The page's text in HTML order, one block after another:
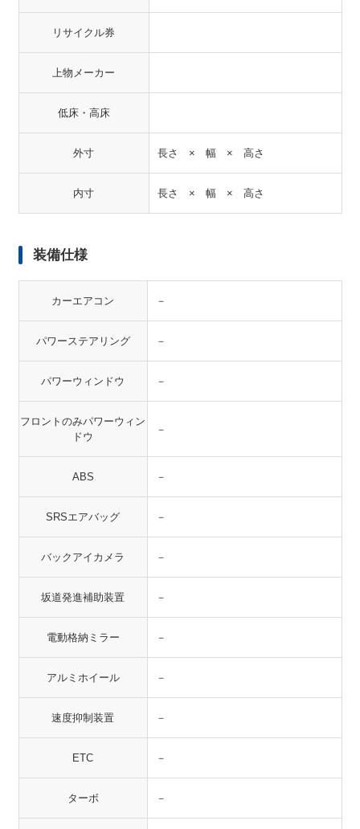
リサイクル券
上物メーカー
低床・高床
外寸 長さ × 幅 × 高さ
内寸 長さ × 幅 × 高さ
装備仕様
カーエアコン －
パワーステアリング －
パワーウィンドウ －
フロントのみパワーウィン
ドウ
－
ABS －
SRSエアバッグ －
バックアイカメラ －
坂道発進補助装置 －
電動格納ミラー －
アルミホイール －
速度抑制装置 －
ETC －
ターボ －